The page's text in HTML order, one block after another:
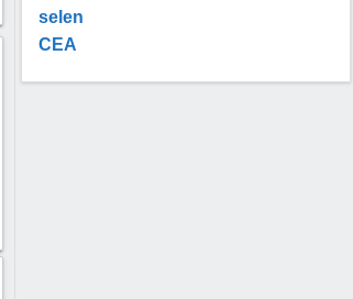
selen
CEA